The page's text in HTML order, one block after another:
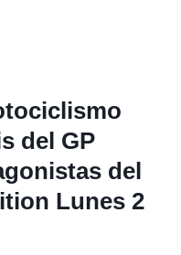
del GP
del
Lunes 2